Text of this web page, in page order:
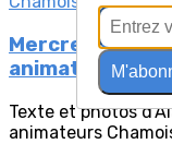
Mercredi 01
animateurs
Texte et photos
animateurs